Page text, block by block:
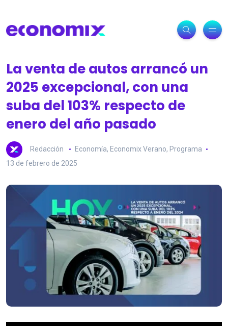
La venta de autos arrancó un
2025 excepcional, con una
suba del 103% respecto de
enero del año pasado
Redacción Economía, Economix Verano, Programa
13 de febrero de 2025